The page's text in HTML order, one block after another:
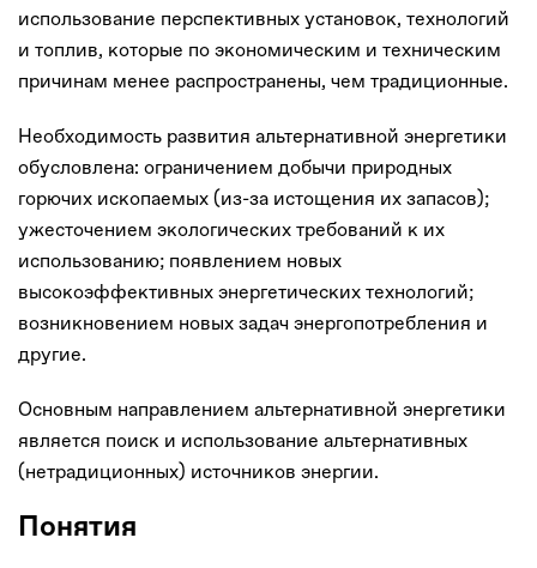
использование перспективных установок, технологий
и топлив, которые по экономическим и техническим
причинам менее распространены, чем традиционные.
Необходимость развития альтернативной энергетики
обусловлена: ограничением добычи природных
горючих ископаемых (из-за истощения их запасов);
ужесточением экологических требований к их
использованию; появлением новых
высокоэффективных энергетических технологий;
возникновением новых задач энергопотребления и
другие.
Основным направлением альтернативной энергетики
является поиск и использование альтернативных
(нетрадиционных) источников энергии.
Понятия